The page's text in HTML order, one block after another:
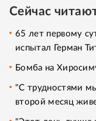
Сейчас
65 лет первому
испытал Герман
Бомба на
"С трудностями
второй месяц